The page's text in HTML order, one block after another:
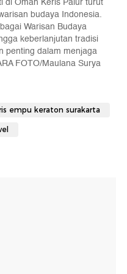
budaya Indonesia.
Warisan Budaya
keberlanjutan tradisi
penting dalam menjaga
FOTO/Maulana Surya
empu keraton surakarta